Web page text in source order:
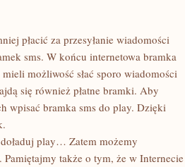
płacić za przesyłanie wiadomości
sms. W końcu internetowa bramka
możliwość słać sporo wiadomości
się również płatne bramki. Aby
wpisać bramka sms do play. Dzięki
play… Zatem możemy
Pamiętajmy także o tym, że w Internecie